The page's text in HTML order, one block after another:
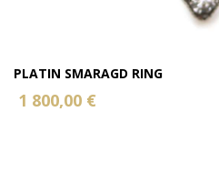
PLATIN SMARAGD RING
1 800,00 €